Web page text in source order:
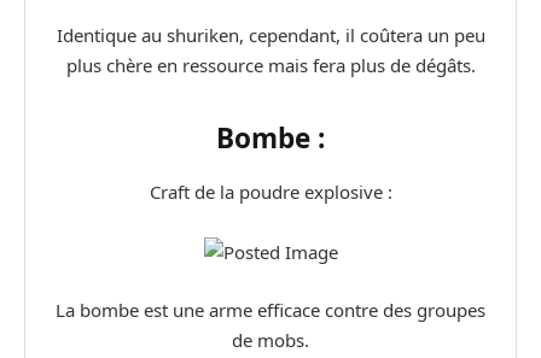
Identique au shuriken, cependant, il coûtera un peu
plus chère en ressource mais fera plus de dégâts.
Bombe :
Craft de la poudre explosive :
La bombe est une arme efficace contre des groupes
de mobs.